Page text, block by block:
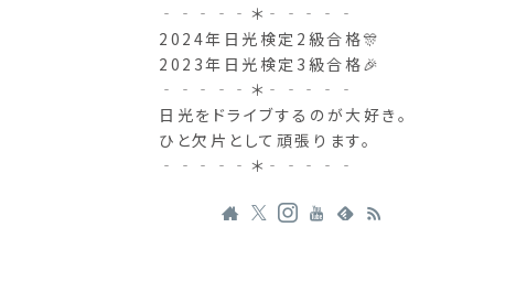
‐‐‐‐‐＊‐‐‐‐‐
2024年日光検定2級合格🎊
2023年日光検定3級合格🎉
‐‐‐‐‐＊‐‐‐‐‐
日光をドライブするのが大好き。
ひと欠片として頑張ります。
‐‐‐‐‐＊‐‐‐‐‐